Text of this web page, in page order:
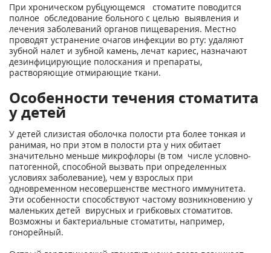
При хроническом рубцующемся стоматите поводится
полное обследование больного с целью выявления и
лечения заболеваний органов пищеварения. Местно
проводят устранение очагов инфекции во рту: удаляют
зубной налет и зубной камень, лечат кариес, назначают
дезинфицирующие полоскания и препараты,
растворяющие отмирающие ткани.
Особенности течения стоматита
у детей
У детей слизистая оболочка полости рта более тонкая и
ранимая, но при этом в полости рта у них обитает
значительно меньше микрофлоры (в том числе условно-
патогенной, способной вызвать при определенных
условиях заболевание), чем у взрослых при
одновременном несовершенстве местного иммунитета.
Эти особенности способствуют частому возникновению у
маленьких детей вирусных и грибковых стоматитов.
Возможны и бактериальные стоматиты, например,
гонорейный.